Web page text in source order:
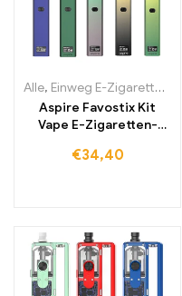
Alle, Einweg E-Zigaretten
Aspire Favostix Kit
Vape E-Zigaretten-
€34,40